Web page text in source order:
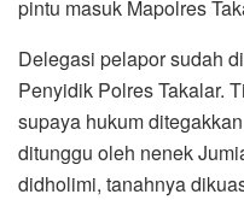
pintu masuk Mapolres
Delegasi pelapor sudah
Penyidik Polres Takalar.
supaya hukum
ditunggu oleh nenek
didholimi, tanahnya